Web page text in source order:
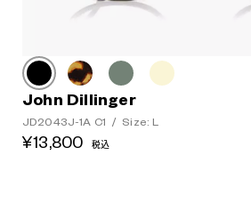
John Dillinger
JD2043J-1A C1 / Size: L
¥13,800 税込